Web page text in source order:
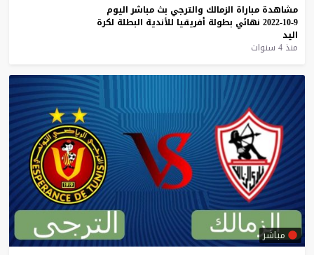
مشاهدة مباراة الزمالك والترجي بث مباشر اليوم
9-10-2022
نهائي بطولة أفريقيا للأندية البطلة لكرة
اليد
منذ 4 سنوات
مباشر